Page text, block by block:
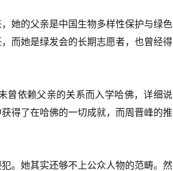
她的父亲是中国生物多样性保护与绿色
而她是绿发会的长期志愿者，也曾经得
曾依赖父亲的关系而入学哈佛，详细说
得了在哈佛的一切成就，而周晋峰的推
。她其实还够不上公众人物的范畴。然